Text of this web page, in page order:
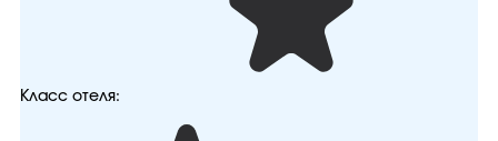
Класс отеля: